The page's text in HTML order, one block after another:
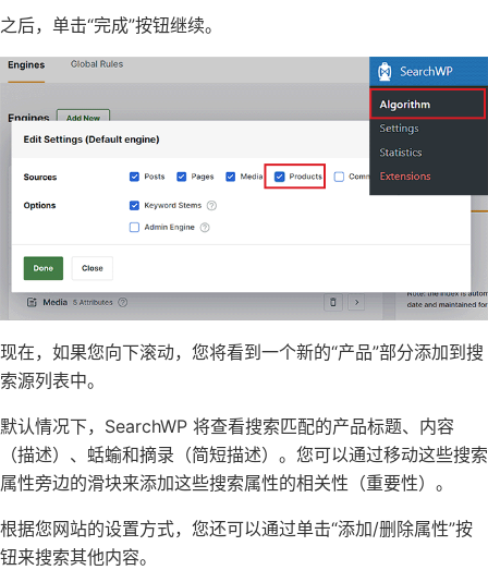
之后，单击“完成”按钮继续。
现在，如果您向下滚动，您将看到一个新的“产品”部分添加到搜
索源列表中。
默认情况下，SearchWP 将查看搜索匹配的产品标题、内容
（描述）、蛞蝓和摘录（简短描述）。您可以通过移动这些搜索
属性旁边的滑块来添加这些搜索属性的相关性（重要性）。
根据您网站的设置方式，您还可以通过单击“添加/删除属性”按
钮来搜索其他内容。